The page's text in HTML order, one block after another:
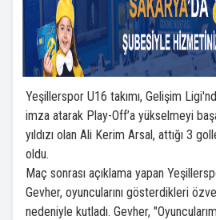
Yeşillerspor U16 takımı, Gelişim
imza atarak Play-Off’a yükselmeyi
yıldızı olan Ali Kerim Arsal, attığı 3
oldu.
Maç sonrası açıklama yapan
Gevher, oyuncularını gösterdikleri
nedeniyle kutladı. Gevher,